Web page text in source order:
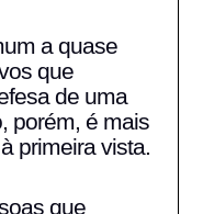
a quase
que
de uma
porém, é mais
primeira vista.
que